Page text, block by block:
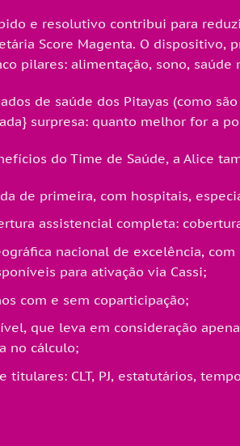
e resolutivo contribui para
Score Magenta. O dispositivo,
pilares: alimentação, sono,
de saúde dos Pitayas (como
surpresa: quanto melhor for a
do Time de Saúde, a Alice
de primeira, com hospitais,
assistencial completa:
nacional de excelência,
para ativação via Cassi;
com e sem coparticipação;
que leva em consideração
no cálculo;
titulares: CLT, PJ, estatutários,